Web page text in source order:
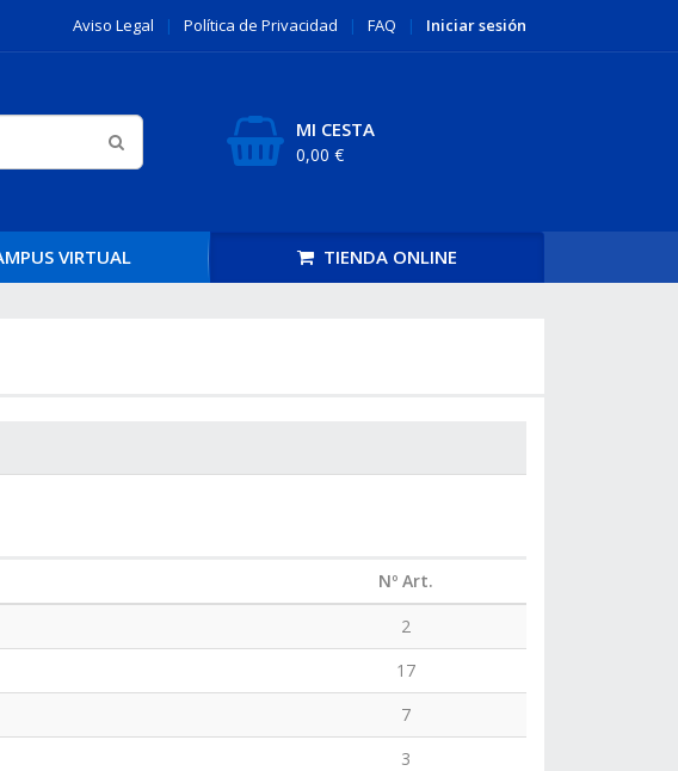
Aviso Legal | Política de Privacidad | FAQ | Iniciar sesión
MI CESTA
0,00 €
VIRTUAL TIENDA ONLINE
Nº Art.
2
17
7
3